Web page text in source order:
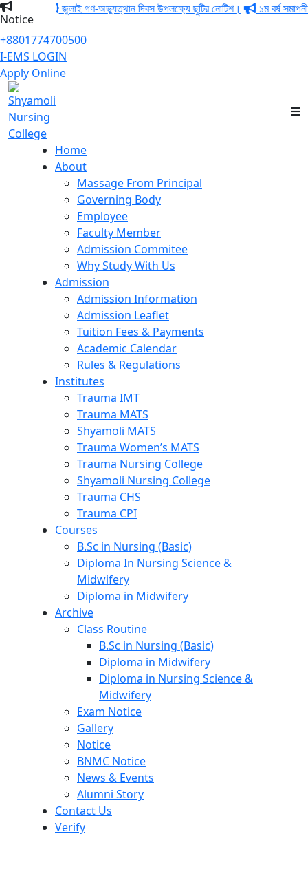
Notice
জুলাই গণ-অভ্যুত্থান দিবস উপলক্ষ্যে ছুটির নোটিশ। ১ম বর্ষ সমাপনী
+8801774700500
I-EMS LOGIN
Apply Online
Home
About
Massage From Principal
Governing Body
Employee
Faculty Member
Admission Commitee
Why Study With Us
Admission
Admission Information
Admission Leaflet
Tuition Fees & Payments
Academic Calendar
Rules & Regulations
Institutes
Trauma IMT
Trauma MATS
Shyamoli MATS
Trauma Women’s MATS
Trauma Nursing College
Shyamoli Nursing College
Trauma CHS
Trauma CPI
Courses
B.Sc in Nursing (Basic)
Diploma In Nursing Science &
Midwifery
Diploma in Midwifery
Archive
Class Routine
B.Sc in Nursing (Basic)
Diploma in Midwifery
Diploma in Nursing Science &
Midwifery
Exam Notice
Gallery
Notice
BNMC Notice
News & Events
Alumni Story
Contact Us
Verify